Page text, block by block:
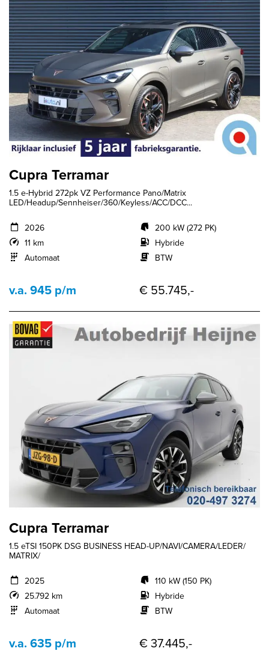
Cupra Terramar
1.5 e-Hybrid 272pk VZ Performance Pano/Matrix
LED/Headup/Sennheiser/360/Keyless/ACC/DCC...
2026
11 km
Automaat
200 kW (272 PK)
Hybride
BTW
v.a. 945 p/m € 55.745,-
Cupra Terramar
1.5 eTSI 150PK DSG BUSINESS HEAD-UP/NAVI/CAMERA/LEDER/
MATRIX/
2025
25.792 km
Automaat
110 kW (150 PK)
Hybride
BTW
v.a. 635 p/m € 37.445,-